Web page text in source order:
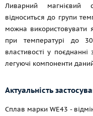
Ливарний магнієвий
відноситься до групи
можна використовувати
при температурі до
властивості у
легуючі компоненти
Актуальність
Сплав марки WЕ43 -